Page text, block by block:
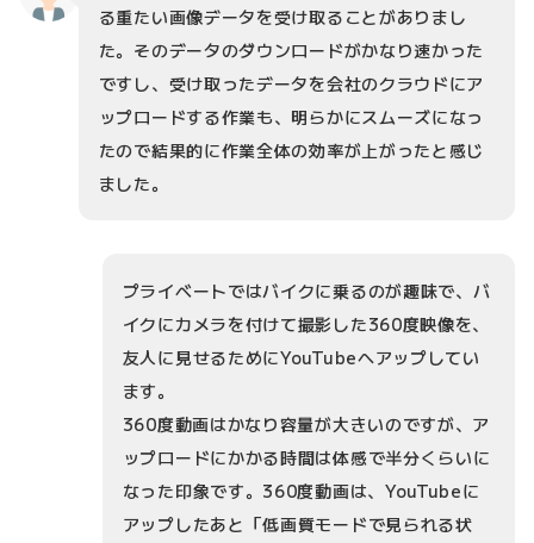
る重たい画像データを受け取ることがありまし
た。そのデータのダウンロードがかなり速かった
ですし、受け取ったデータを会社のクラウドにア
ップロードする作業も、明らかにスムーズになっ
たので結果的に作業全体の効率が上がったと感じ
ました。
プライベートではバイクに乗るのが趣味で、バ
イクにカメラを付けて撮影した360度映像を、
友人に見せるためにYouTubeへアップしてい
ます。
360度動画はかなり容量が大きいのですが、ア
ップロードにかかる時間は体感で半分くらいに
なった印象です。360度動画は、YouTubeに
アップしたあと「低画質モードで見られる状